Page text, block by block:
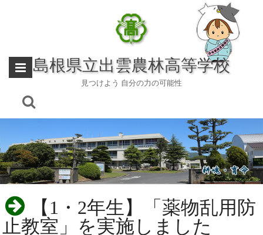
島根県立出雲農林高等学校
見つけよう 自分の力の可能性
【1・2年生】「薬物乱用防
止教室」を実施しました